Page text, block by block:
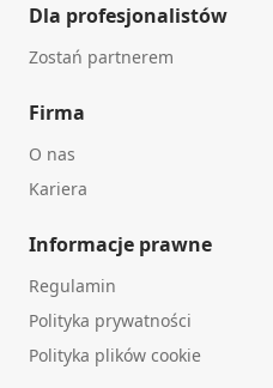
Dla profesjonalistów
Zostań partnerem
Firma
O nas
Kariera
Informacje prawne
Regulamin
Polityka prywatności
Polityka plików cookie